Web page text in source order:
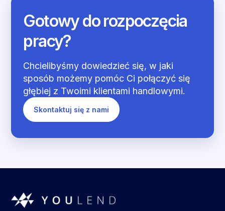
Gotowy do rozpoczęcia
pracy?
Chcielibyśmy dowiedzieć się, w jaki
sposób możemy pomóc Ci połączyć się
głębiej z Twoimi klientami handlowymi.
Skontaktuj się z nami